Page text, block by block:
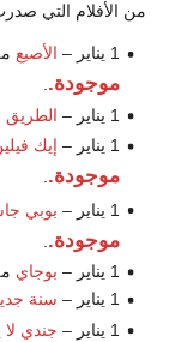
من الأفلام التي
1 يناير – الأصبع
موجودة..
1 يناير –
الطريق
1 يناير –
إيك
موجودة.
1 يناير –
بوبي
موجودة.
1 يناير –
بوجاي
1 يناير –
سنة
1 يناير –
جندي